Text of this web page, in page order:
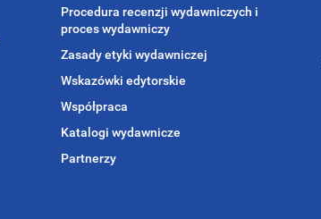
Procedura recenzji wydawniczych i
proces wydawniczy
Zasady etyki wydawniczej
Wskazówki edytorskie
Współpraca
Katalogi wydawnicze
Partnerzy